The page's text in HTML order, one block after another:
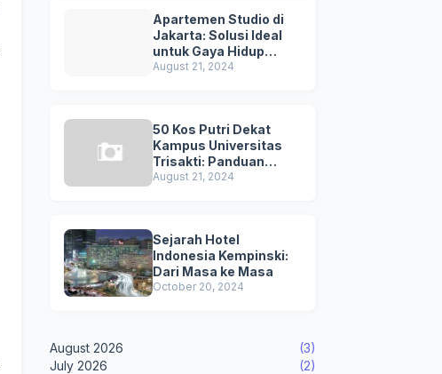
Apartemen Studio di
Jakarta: Solusi Ideal
untuk Gaya Hidup
Dinamis
August 21, 2024
50 Kos Putri Dekat
Kampus Universitas
Trisakti: Panduan
Lengkap untuk
August 21, 2024
Sejarah Hotel
Indonesia Kempinski:
Dari Masa ke Masa
October 20, 2024
August 2026
(3)
July 2026
(2)